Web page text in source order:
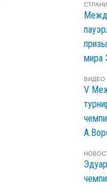
мира
ВИДЕО
V